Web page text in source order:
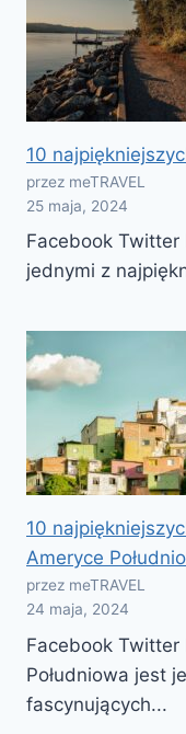
10
przez meTRAVEL
25 maja, 2024
Facebook Twitter
jednymi z
10
Ameryce
przez meTRAVEL
24 maja, 2024
Facebook Twitter
Południowa jest
fascynujących...